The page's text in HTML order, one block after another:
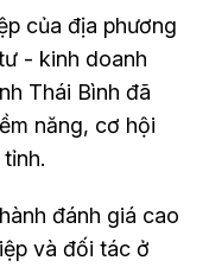
của địa phương
- kinh doanh
Thái Bình đã
năng, cơ hội
đánh giá cao
và đối tác ở